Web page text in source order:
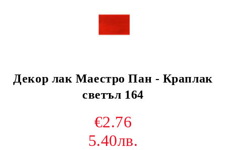
Декор лак Маестро Пан - Краплак
светъл 164
€2.76
5.40лв.